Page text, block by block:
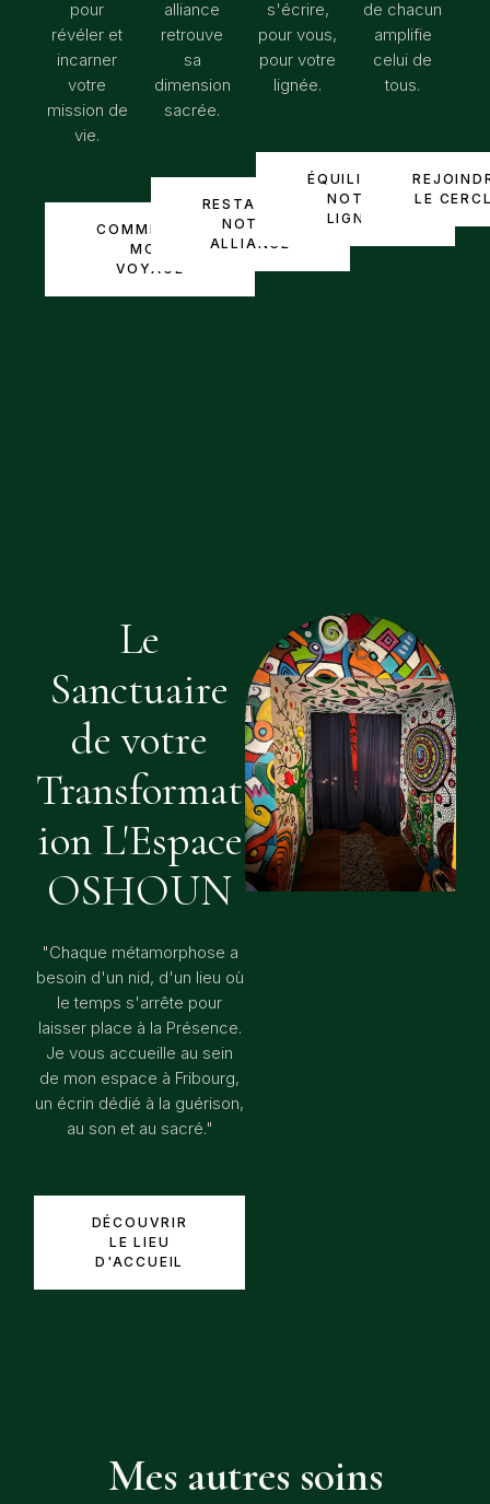
pour
révéler et
incarner
votre
mission de
vie.
COMMENCER
MON
VOYAGE
alliance
retrouve
sa
dimension
sacrée.
RESTAURER
NOTRE
ALLIANCE
s'écrire,
pour vous,
pour votre
lignée.
ÉQUILIBRER
NOTRE
LIGNÉE
de chacun
amplifie
celui de
tous.
LE
Le
Sanctuaire
de votre
Transformat
ion L'Espace
OSHOUN
"Chaque métamorphose a
besoin d'un nid, d'un lieu où
le temps s'arrête pour
laisser place à la Présence.
Je vous accueille au sein
de mon espace à Fribourg,
un écrin dédié à la guérison,
au son et au sacré."
DÉCOUVRIR
LE LIEU
D'ACCUEIL
Mes autres soins